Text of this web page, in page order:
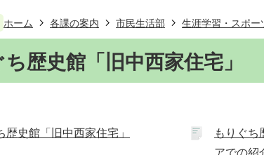
ホーム 各課の案内 市民生活部 生涯学習・スポー
歴史館「旧中西家住宅」
歴史館「旧中西家住宅」
もりぐち
アでの紹